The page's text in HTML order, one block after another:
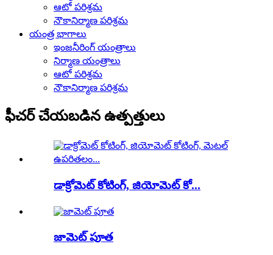
ఆటో పరిశ్రమ
నౌకానిర్మాణ పరిశ్రమ
యంత్ర భాగాలు
ఇంజనీరింగ్ యంత్రాలు
నిర్మాణ యంత్రాలు
ఆటో పరిశ్రమ
నౌకానిర్మాణ పరిశ్రమ
ఫీచర్ చేయబడిన ఉత్పత్తులు
డాక్రోమెట్ కోటింగ్, జియోమెట్ కో...
జామెట్ పూత